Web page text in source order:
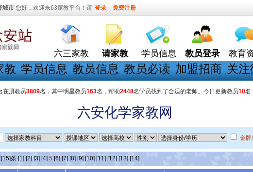
城市 您好，欢迎来63家教平台！请 登录 免费注册
六三家教 请家教 学员信息 教员登录 教育
教 学员信息 教员信息 教员必读 加盟招商 关
在册教员3809名，其中明星教员163名，帮助2448名学员找到了合适的老师。今日更新教员10名
六安化学家教网
金牌
条 [1] [2] [3] [4] 5 [6] [7] [8] [9] [10] [11] [12] [13] [14]